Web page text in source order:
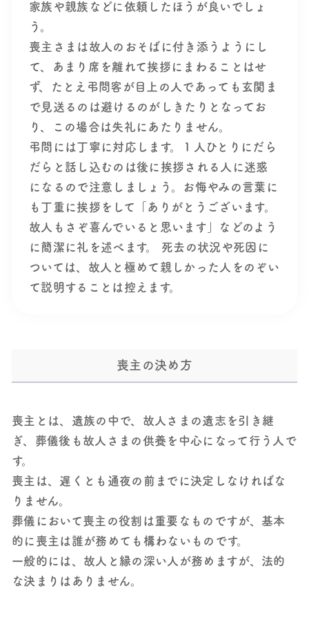
家族や親族などに依頼したほうが良いでしょ
う。
喪主さまは故人のおそばに付き添うようにし
て、あまり席を離れて挨拶にまわることはせ
ず、たとえ弔問客が目上の人であっても玄関ま
で見送るのは避けるのがしきたりとなってお
り、この場合は失礼にあたりません。
弔問には丁寧に対応します。１人ひとりにだら
だらと話し込むのは後に挨拶される人に迷惑
になるので注意しましょう。お悔やみの言葉に
も丁重に挨拶をして「ありがとうございます。
故人もさぞ喜んでいると思います」などのよう
に簡潔に礼を述べます。 死去の状況や死因に
ついては、故人と極めて親しかった人をのぞい
て説明することは控えます。
喪主の決め方
喪主とは、遺族の中で、故人さまの遺志を引き継
ぎ、葬儀後も故人さまの供養を中心になって行う人で
す。
喪主は、遅くとも通夜の前までに決定しなければな
りません。
葬儀において喪主の役割は重要なものですが、基本
的に喪主は誰が務めても構わないものです。
一般的には、故人と縁の深い人が務めますが、法的
な決まりはありません。